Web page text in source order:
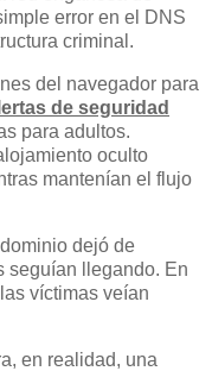
error en el DNS
criminal.
del navegador para
de seguridad
para adultos.
oculto
mantenían el flujo
dejó de
seguían llegando. En
víctimas veían
en realidad, una